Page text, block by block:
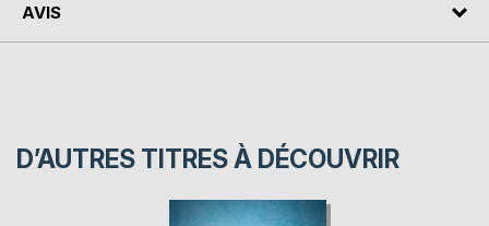
AVIS
D’AUTRES TITRES À DÉCOUVRIR